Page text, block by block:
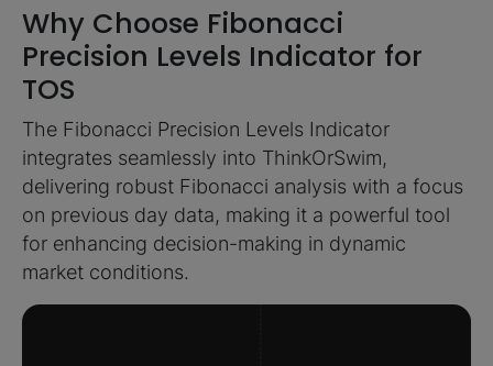
Why Choose Fibonacci
Precision Levels Indicator for
TOS
The Fibonacci Precision Levels Indicator
integrates seamlessly into ThinkOrSwim,
delivering robust Fibonacci analysis with a focus
on previous day data, making it a powerful tool
for enhancing decision-making in dynamic
market conditions.